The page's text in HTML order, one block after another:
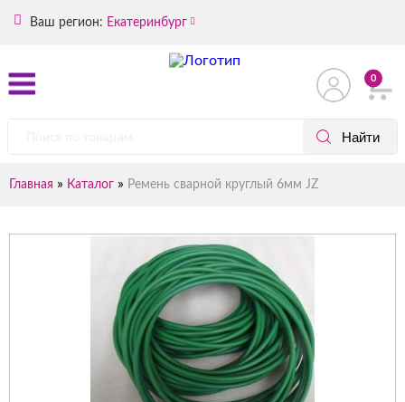
Ваш регион: Екатеринбург
0
Главная » Каталог » Ремень сварной круглый 6мм JZ